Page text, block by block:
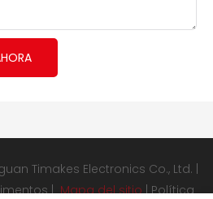
Timakes Electronics Co., Ltd. |
| Mapa del sitio | Política